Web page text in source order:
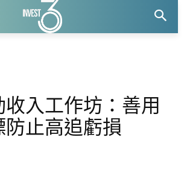
入工作坊：善用
防止高追虧損